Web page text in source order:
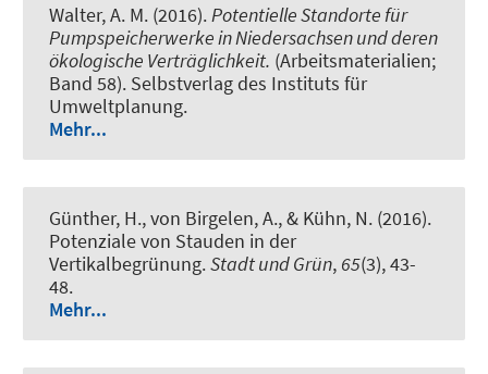
Walter, A. M. (2016). Potentielle Standorte für
Pumpspeicherwerke in Niedersachsen und deren
ökologische Verträglichkeit. (Arbeitsmaterialien;
Band 58). Selbstverlag des Instituts für
Umweltplanung.
Mehr...
Günther, H., von Birgelen, A., & Kühn, N. (2016).
Potenziale von Stauden in der
Vertikalbegrünung.Stadt und Grün, 65(3), 43-
48.
Mehr...